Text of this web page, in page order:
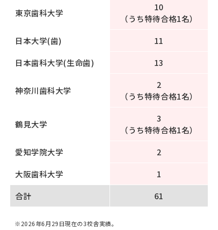
東京歯科大学
10
（うち特待合格1名）
日本大学(歯)
11
日本歯科大学(生命歯)
13
神奈川歯科大学
2
（うち特待合格1名）
鶴見大学
3
（うち特待合格1名）
愛知学院大学
2
大阪歯科大学
1
合計
61
※2026年6月29日現在の3校舎実績。